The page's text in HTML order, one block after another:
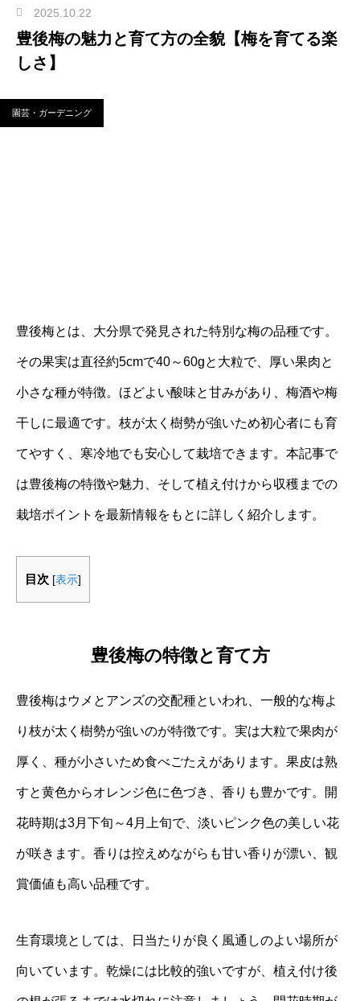
2025.10.22
豊後梅の魅力と育て方の全貌【梅を育てる楽
しさ】
園芸・ガーデニング
豊後梅とは、大分県で発見された特別な梅の品種です。
その果実は直径約5cmで40～60gと大粒で、厚い果肉と
小さな種が特徴。ほどよい酸味と甘みがあり、梅酒や梅
干しに最適です。枝が太く樹勢が強いため初心者にも育
てやすく、寒冷地でも安心して栽培できます。本記事で
は豊後梅の特徴や魅力、そして植え付けから収穫までの
栽培ポイントを最新情報をもとに詳しく紹介します。
目次 [表示]
豊後梅の特徴と育て方
豊後梅はウメとアンズの交配種といわれ、一般的な梅よ
り枝が太く樹勢が強いのが特徴です。実は大粒で果肉が
厚く、種が小さいため食べごたえがあります。果皮は熟
すと黄色からオレンジ色に色づき、香りも豊かです。開
花時期は3月下旬～4月上旬で、淡いピンク色の美しい花
が咲きます。香りは控えめながらも甘い香りが漂い、観
賞価値も高い品種です。
生育環境としては、日当たりが良く風通しのよい場所が
向いています。乾燥には比較的強いですが、植え付け後